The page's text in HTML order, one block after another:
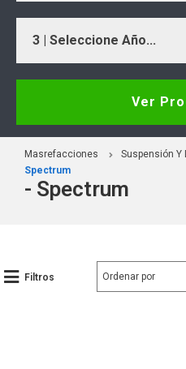
3 | Seleccione Año...
Ver
Masrefacciones Suspensión Y
Spectrum
- Spectrum
Filtros